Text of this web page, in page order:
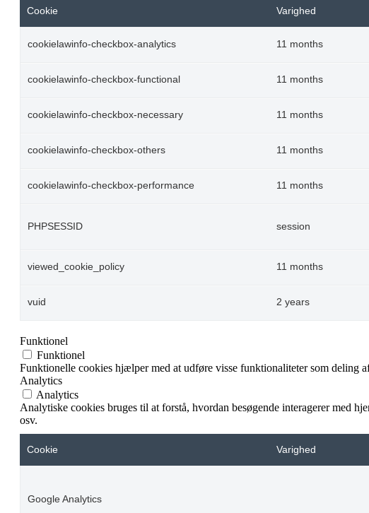
Cookie Varighed
cookielawinfo-checkbox-analytics 11 months
cookielawinfo-checkbox-functional 11 months
cookielawinfo-checkbox-necessary 11 months
cookielawinfo-checkbox-others 11 months
cookielawinfo-checkbox-performance 11 months
PHPSESSID session
viewed_cookie_policy 11 months
vuid 2 years
Funktionel
Funktionel
Funktionelle cookies hjælper med at udføre visse funktionaliteter som deling
Analytics
Analytics
Analytiske cookies bruges til at forstå, hvordan besøgende interagerer med
osv.
Cookie Varighed
Google Analytics